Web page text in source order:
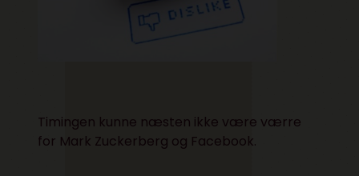
Timingen kunne næsten ikke være værre
for Mark Zuckerberg og Facebook.